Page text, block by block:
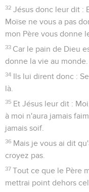
32 Jésus donc leur dit :
Moïse ne vous a pas
mon Père vous donne
33 Car le pain de Dieu
donne la vie au monde.
34 Ils lui dirent donc :
là.
35 Et Jésus leur dit :
à moi n'aura jamais
jamais soif.
36 Mais je vous ai dit
croyez pas.
37 Tout ce que le Père
mettrai point dehors